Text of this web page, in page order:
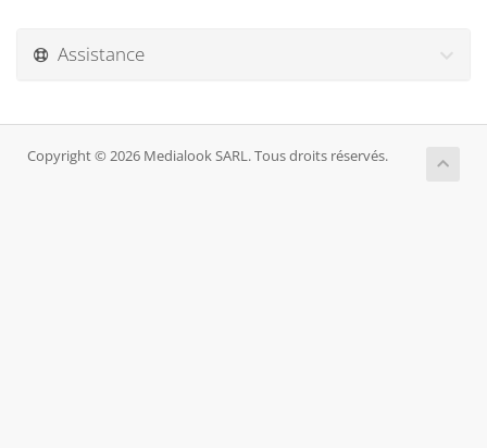
Assistance
Copyright © 2026 Medialook SARL. Tous droits réservés.